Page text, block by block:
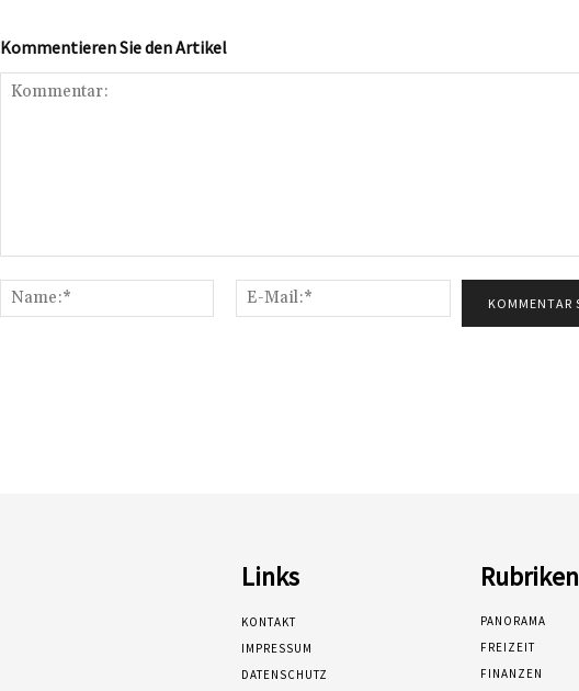
Kommentieren Sie den Artikel
Name:*
Mail:*
Links
KONTAKT
IMPRESSUM
DATENSCHUTZ
Rubriken
PANORAMA
FREIZEIT
FINANZEN